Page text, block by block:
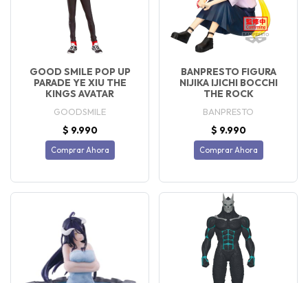
GOOD SMILE POP UP
PARADE YE XIU THE
KINGS AVATAR
GOODSMILE
$ 9.990
Comprar Ahora
BANPRESTO FIGURA
NIJIKA IJICHI BOCCHI
THE ROCK
BANPRESTO
$ 9.990
Comprar Ahora